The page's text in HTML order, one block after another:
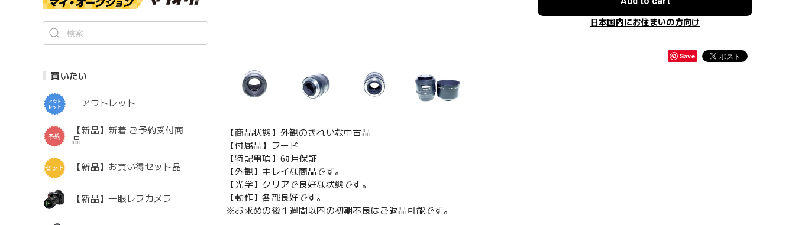
買いたい
アウトレット
【新品】新着 ご予約受付商
品
【新品】お買い得セット品
【新品】一眼レフカメラ
日本国内にお住まいの方向け
Save
【商品状態】外観のきれいな中古品
【付属品】フード
【特記事項】6ｶ月保証
【外観】キレイな商品です。
【光学】クリアで良好な状態です。
【動作】各部良好です。
※お求めの後１週間以内の初期不良はご返品可能です。